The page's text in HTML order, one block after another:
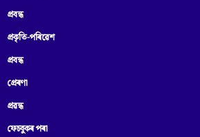
প্রবন্ধ
প্ৰকৃতি-পৰিৱেশ
প্ৰবন্ধ
প্ৰেৰণা
প্ৰৱন্ধ
ফেচবুকৰ পৰা